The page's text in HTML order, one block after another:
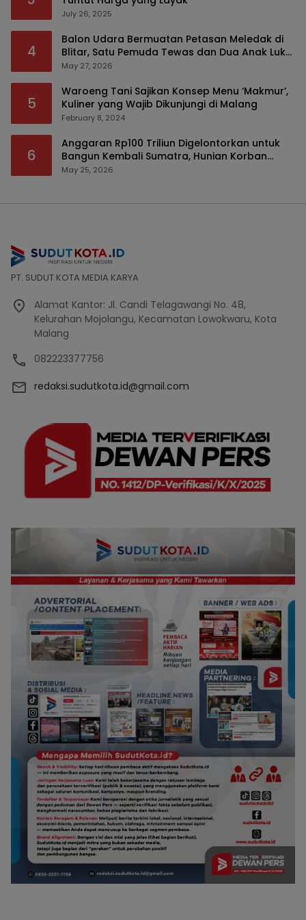
July 26, 2025
4
Balon Udara Bermuatan Petasan Meledak di
Blitar, Satu Pemuda Tewas dan Dua Anak Luka
Serius
May 27, 2026
5
Waroeng Tani Sajikan Konsep Menu ‘Makmur’,
Kuliner yang Wajib Dikunjungi di Malang
February 8, 2024
6
Anggaran Rp100 Triliun Digelontorkan untuk
Bangun Kembali Sumatra, Hunian Korban
Bencana Bakal Difokuskan
May 25, 2026
PT. SUDUT KOTA MEDIA KARYA
Alamat Kantor: Jl. Candi Telagawangi No. 48,
Kelurahan Mojolangu, Kecamatan Lowokwaru, Kota
Malang
082223377756
redaksi.sudutkota.id@gmail.com